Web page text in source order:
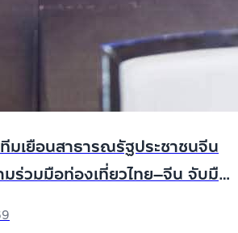
มเยือนสาธารณรัฐประชาชนจีน
ร่วมมือท่องเที่ยวไทย–จีน จับมือ
และ Meituan ขยายโอกาสดึง